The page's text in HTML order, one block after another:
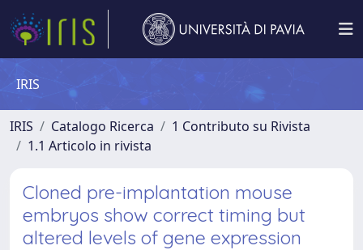
IRIS
IRIS Catalogo Ricerca
1 Contributo su Rivista
1.1 Articolo in rivista
Cloned pre-implantation mouse
embryos show correct timing but
altered levels of gene expression